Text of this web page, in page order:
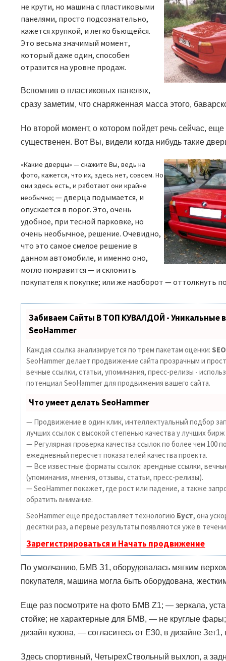
не крути, но машина с пластиковыми
панелями, просто подсознательно,
кажется хрупкой, и легко бъющейся.
Это весьма значимый момент,
который даже один, способен
отразится на уровне продаж.
Вспомнив о пластиковых панелях,
сразу заметим, что снаряженная масса этого,
Но второй момент, о котором пойдет речь сейчас,
существенен. Вот Вы, видели когда нибудь такие
«Какие дверцы» — скажите Вы, ведь на
фото, кажется, что их, здесь нет, совсем. Но
они здесь есть, и работают они крайне
необычно;—дверца подымается, и
опускается в порог. Это, очень
удобное, при тесной парковке, но
очень необычное, решение. Очевидно,
что это самое смелое решение в
данном автомобиле, и именно оно,
могло понравится — и склонить
покупателя к покупке; или же наоборот — оттолкнуть
Забиваем Сайты В ТОП КУВАЛДОЙ - Уникальные
SeoHammer
Каждая ссылка анализируется по трем пакетам оценки:
SeoHammer делает продвижение сайта прозрачным и
вечные ссылки, статьи, упоминания, пресс-релизы -
потенциал SeoHammer для продвижения вашего сайта.
Что умеет делать SeoHammer
— Продвижение в один клик, интеллектуальный подбор
лучших ссылок с высокой степенью качества у лучших
— Регулярная проверка качества ссылок по более чем 100
ежедневный пересчет показателей качества проекта.
— Все известные форматы ссылок: арендные ссылки,
(упоминания, мнения, отзывы, статьи, пресс-релизы).
— SeoHammer покажет, где рост или падение, а также
обратить внимание.
SeoHammer еще предоставляет технологию Буст, она
десятки раз, а первые результаты появляются уже в
Зарегистрироваться и Начать продвижение
По умолчанию, БМВ З1, оборудовалась мягким
покупателя, машина могла быть оборудована,
Еще раз посмотрите на фото БМВZ1;—зеркала,
стойке; не характерные для БМВ,— не круглые
дизайн кузова,—согласитесь от E30, в дизайне Зет1,
Здесь спортивный, ЧетырехСтвольный выхлоп, а